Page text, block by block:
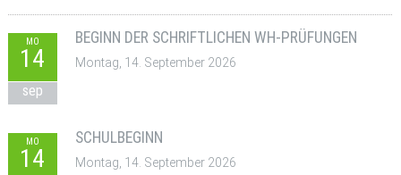
MO
14
sep
BEGINN DER SCHRIFTLICHEN WH-PRÜFUNGEN
Montag, 14. September 2026
MO
14
SCHULBEGINN
Montag, 14. September 2026